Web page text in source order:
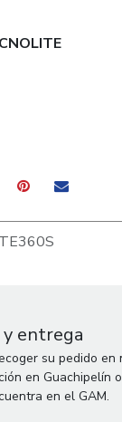
y entrega
su pedido en
en Guachipelín
en el GAM.